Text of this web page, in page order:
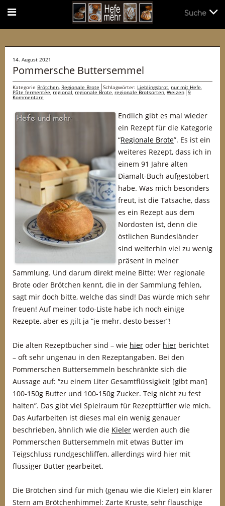
14. August 2021
Pommersche Buttersemmel
Kategorie Brötchen, Regionale Brote Schlagwörter: Lieblingsbrot, nur mit Hefe,
Pâte fermentée,regional,regionale Brote, regionale Brotsorten,Weizen 9
Kommentare
Endlich gibt es mal wieder
ein Rezept für die Kategorie
“Regionale Brote”. Es ist ein
weiteres Rezept, dass ich in
einem 91 Jahre alten
Diamalt-Buch aufgestöbert
habe. Was mich besonders
freut, ist die Tatsache, dass
es ein Rezept aus dem
Nordosten ist, denn die
östlichen Bundesländer
sind weiterhin viel zu wenig
präsent in meiner
Sammlung. Und darum direkt meine Bitte: Wer regionale
Brote oder Brötchen kennt, die in der Sammlung fehlen,
sagt mir doch bitte, welche das sind! Das würde mich sehr
freuen! Auf meiner todo-Liste habe ich noch einige
Rezepte, aber es gilt ja “je mehr, desto besser”!
Die alten Rezeptbücher sind – wie hier oder hier berichtet
– oft sehr ungenau in den Rezeptangaben. Bei den
Pommerschen Buttersemmeln beschränkte sich die
Aussage auf: “zu einem Liter Gesamtflüssigkeit [gibt man]
100-150g Butter und 100-150g Zucker. Teig nicht zu fest
halten”. Das gibt viel Spielraum für Rezepttüffler wie mich.
Das Aufarbeiten ist dieses mal ein wenig genauer
beschrieben, ähnlich wie die Kieler werden auch die
Pommerschen Buttersemmeln mit etwas Butter im
Teigschluss rundgeschliffen, allerdings wird hier mit
flüssiger Butter gearbeitet.
Die Brötchen sind für mich (genau wie die Kieler) ein klarer
Stern am Brötchenhimmel: Zarte Kruste, sehr flauschige
Suche
Suche